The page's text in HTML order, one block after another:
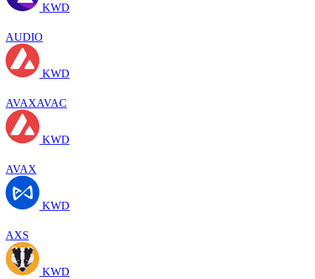
KWD
AUDIO
KWD
AVAXAVAC
KWD
AVAX
KWD
AXS
KWD